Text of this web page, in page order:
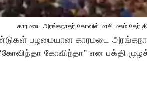
காரமடை அரங்கநாதர் கோவில் மாசி மகம் தேர்
பழமையான காரமடை அரங்கநாதர்
கோவிந்தா” என பக்தி